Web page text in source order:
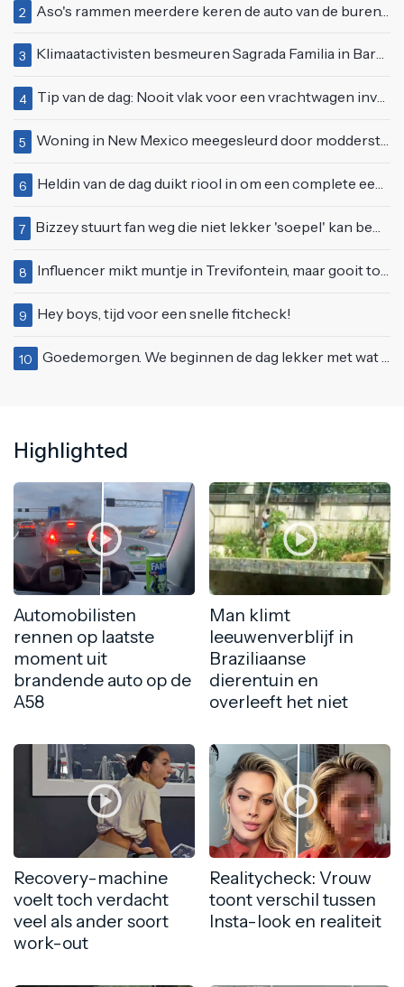
2 Aso's rammen meerdere keren de auto van de buren, maar doen alsof er niets gebeurd is
3 Klimaatactivisten besmeuren Sagrada Familia in Barcelona met lading verf
4 Tip van de dag: Nooit vlak voor een vrachtwagen invoegen
5 Woning in New Mexico meegesleurd door modderstroom
6 Heldin van de dag duikt riool in om een complete eendenfamilie te redden
7 Bizzey stuurt fan weg die niet lekker 'soepel' kan bewegen op podium
8 Influencer mikt muntje in Trevifontein, maar gooit toerist bijna knock-out
9 Hey boys, tijd voor een snelle fitcheck!
10 Goedemorgen. We beginnen de dag lekker met wat rek- en strekoefeningen
Highlighted
Automobilisten
rennen op laatste
moment uit
brandende auto op de
A58
Man klimt
leeuwenverblijf in
Braziliaanse
dierentuin en
overleeft het niet
Recovery-machine
voelt toch verdacht
veel als ander soort
work-out
Realitycheck: Vrouw
toont verschil tussen
Insta-look en realiteit